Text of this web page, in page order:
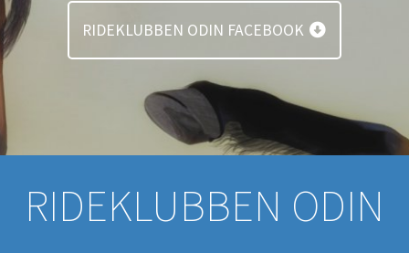
RIDEKLUBBEN ODIN FACEBOOK
RIDEKLUBBEN ODIN